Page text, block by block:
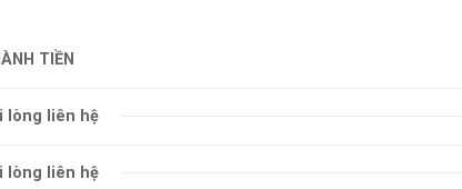
TIỀN
lòng liên hệ
lòng liên hệ